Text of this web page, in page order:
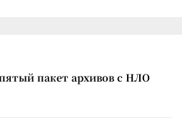
пакет архивов с НЛО